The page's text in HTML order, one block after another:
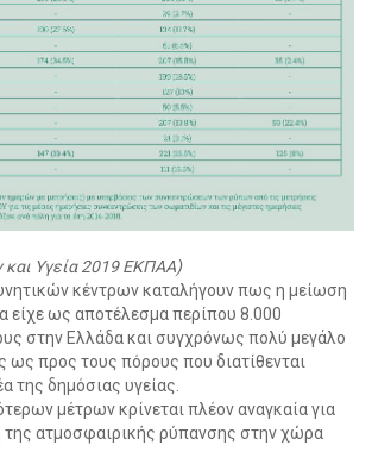
και Υγεία 2019 ΕΚΠΑΑ)
κέντρων καταλήγουν πως η μείωση
είχε ως αποτέλεσμα περίπου 8.000
στην Ελλάδα και συγχρόνως πολύ μεγάλο
ως προς τους πόρους που διατίθενται
της δημόσιας υγείας.
μέτρων κρίνεται πλέον αναγκαία για
της ατμοσφαιρικής ρύπανσης στην χώρα